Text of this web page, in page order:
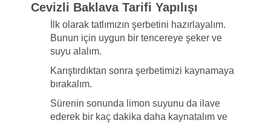
Cevizli Baklava Tarifi Yapılışı
İlk olarak tatlımızın şerbetini hazırlayalım.
Bunun için uygun bir tencereye şeker ve
suyu alalım.
Karıştırdıktan sonra şerbetimizi kaynamaya
bırakalım.
Sürenin sonunda limon suyunu da ilave
ederek bir kaç dakika daha kaynatalım ve